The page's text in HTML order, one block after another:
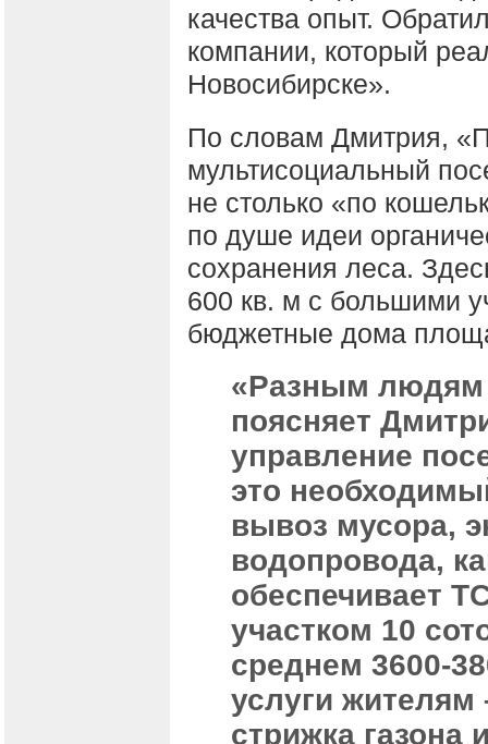
качества опыт.
компании, который
Новосибирске».
По словам Дмитрия,
мультисоциальный
не столько «по
по душе идеи
сохранения леса.
600 кв. м с большими
бюджетные дома
«Разным людям
поясняет
управление
это
вывоз мусора,
водопровода,
обеспечивает
участком 10
среднем 3600-
услуги жителям
стрижка газона